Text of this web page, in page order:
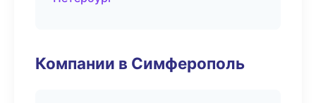
Компании в Симферополь